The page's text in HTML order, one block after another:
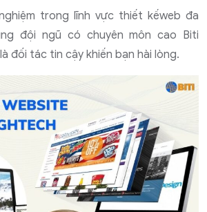
trong lĩnh vực thiết kếweb đa
đội ngũ có chuyên môn cao Biti
đối tác tin cậy khiến bạn hài lòng.